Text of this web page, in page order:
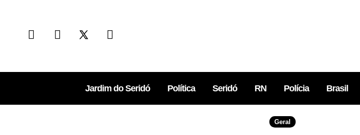
Jardim do Seridó Política Seridó RN Polícia Brasil
Geral